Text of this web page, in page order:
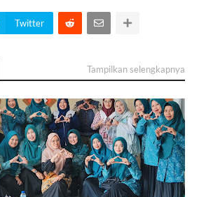
Twitter
Tampilkan selengkapnya